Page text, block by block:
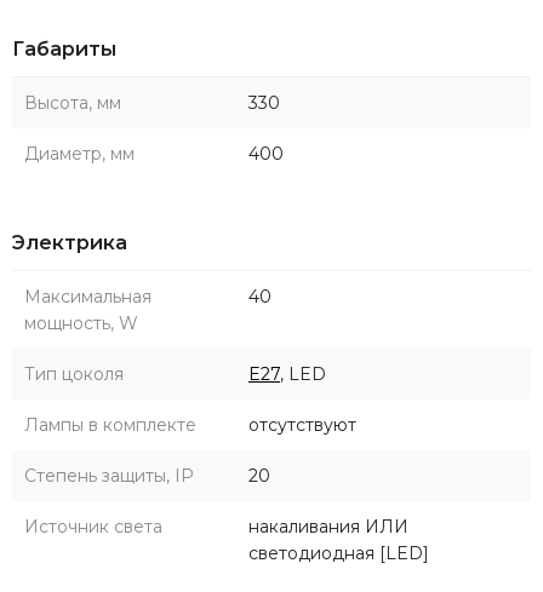
Габариты
Высота, мм 330
Диаметр, мм 400
Электрика
Максимальная
мощность, W
40
Тип цоколя E27, LED
Лампы в комплекте отсутствуют
Степень защиты, IP 20
Источник света
накаливания ИЛИ
светодиодная [LED]